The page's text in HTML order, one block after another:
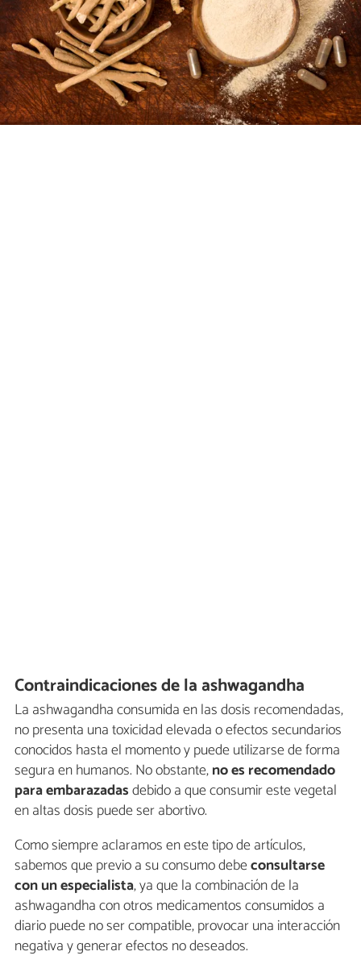
Contraindicaciones de la ashwagandha
La ashwagandha consumida en las dosis recomendadas,
no presenta una toxicidad elevada o efectos secundarios
conocidos hasta el momento y puede utilizarse de forma
segura en humanos. No obstante,no es recomendado
para embarazadasdebido a que consumir este vegetal
en altas dosis puede ser abortivo.
Como siempre aclaramos en este tipo de artículos,
sabemos que previo a su consumo debeconsultarse
con un especialista, ya que la combinación de la
ashwagandha con otros medicamentos consumidos a
diario puede no ser compatible, provocar una interacción
negativa y generar efectos no deseados.